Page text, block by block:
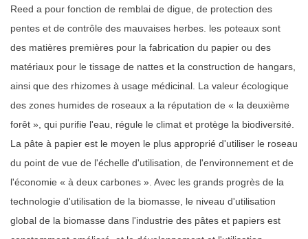
Reed a pour fonction de remblai de digue, de protection des
pentes et de contrôle des mauvaises herbes. les poteaux sont
des matières premières pour la fabrication du papier ou des
matériaux pour le tissage de nattes et la construction de hangars,
ainsi que des rhizomes à usage médicinal. La valeur écologique
des zones humides de roseaux a la réputation de « la deuxième
forêt », qui purifie l'eau, régule le climat et protège la biodiversité.
La pâte à papier est le moyen le plus approprié d'utiliser le roseau
du point de vue de l'échelle d'utilisation, de l'environnement et de
l'économie « à deux carbones ». Avec les grands progrès de la
technologie d'utilisation de la biomasse, le niveau d'utilisation
global de la biomasse dans l'industrie des pâtes et papiers est